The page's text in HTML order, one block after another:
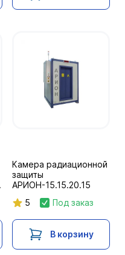
Камера радиационной
защиты
АРИОН-15.15.20.15
5
Под заказ
В корзину